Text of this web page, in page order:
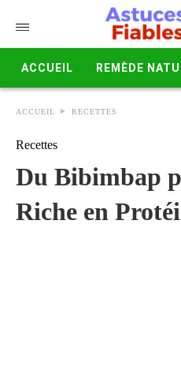
ACCUEIL REMÈDE
ACCUEIL RECETTES
Recettes
Du Bibimbap
Riche en